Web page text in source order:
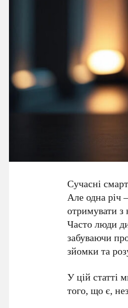
Сучасні
Але одна річ
отримувати з
Часто люди
забуваючи
зйомки та
У цій статті
того, що є,